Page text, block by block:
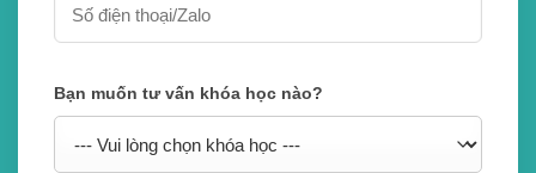
Bạn muốn tư vấn khóa học nào?